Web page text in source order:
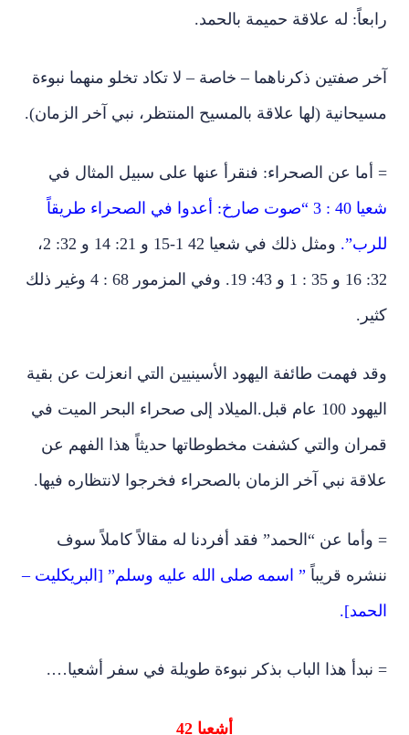
رابعاً: له علاقة حميمة بالحمد.
آخر صفتين ذكرناهما – خاصة – لا تكاد تخلو منهما نبوءة
مسيحانية (لها علاقة بالمسيح المنتظر، نبي آخر الزمان).
= أما عن الصحراء: فنقرأ عنها على سبيل المثال في
شعيا 40 : 3 “صوت صارخ: أعدوا في الصحراء طريقاً
للرب”.
ومثل ذلك في شعيا 42 1-15 و 21: 14 و 32: 2،
32: 16 و 35 : 1 و 43: 19. وفي المزمور 68 : 4 وغير ذلك
كثير.
وقد فهمت طائفة اليهود الأسينيين التي انعزلت عن بقية
اليهود 100 عام قبل.الميلاد إلى صحراء البحر الميت في
قمران والتي كشفت مخطوطاتها حديثاً هذا الفهم عن
علاقة نبي آخر الزمان بالصحراء فخرجوا لانتظاره فيها.
= وأما عن “الحمد” فقد أفردنا له مقالاً كاملاً سوف
ننشره قريباً ” اسمه صلى الله عليه وسلم” [البريكليت –
الحمد].
= نبدأ هذا الباب بذكر نبوءة طويلة في سفر أشعيا….
أشعيا 42